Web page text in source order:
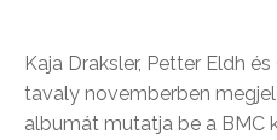
Kaja Draksler, Petter Eldh
tavaly novemberben
albumát mutatja be a BMC